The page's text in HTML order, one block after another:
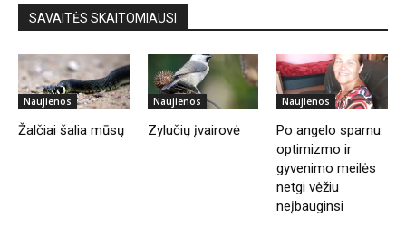
SAVAITĖS SKAITOMIAUSI
Naujienos
Žalčiai šalia mūsų
Naujienos
Zylučių įvairovė
Naujienos
Po angelo sparnu:
optimizmo ir
gyvenimo meilės
netgi vėžiu
neįbauginsi